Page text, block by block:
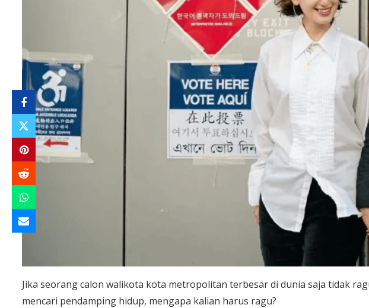
Jika seorang calon walikota kota metropolitan terbesar di dunia saja tidak
mencari pendamping hidup, mengapa kalian harus ragu?